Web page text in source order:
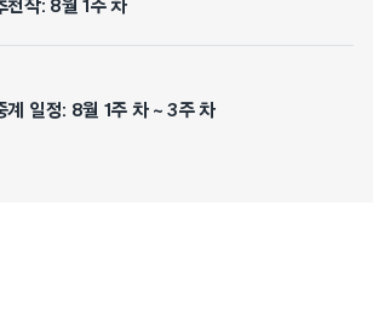
천작: 8월 1주 차
계 일정: 8월 1주 차 ~ 3주 차